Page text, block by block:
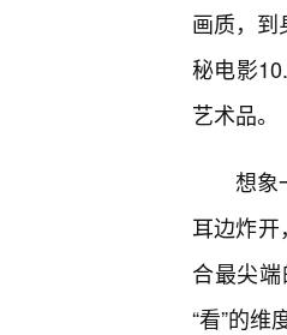
画质，到
秘电影
艺术品。
想象
耳边炸开
合最尖
“看”的维